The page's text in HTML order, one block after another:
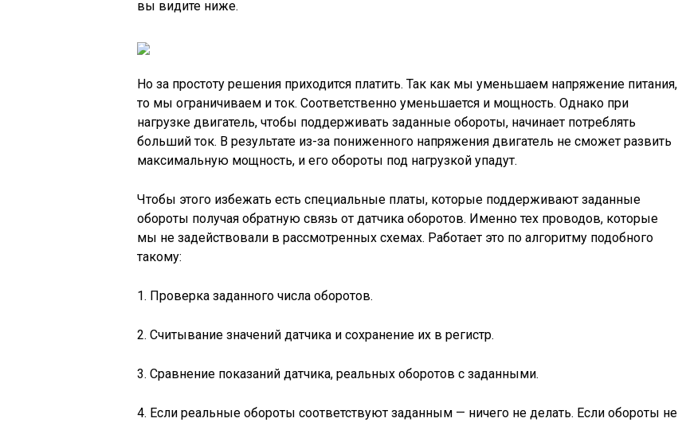
вы видите ниже.
Но за простоту решения приходится платить. Так как мы уменьшаем напряжение питания,
то мы ограничиваем и ток. Соответственно уменьшается и мощность. Однако при
нагрузке двигатель, чтобы поддерживать заданные обороты, начинает потреблять
больший ток. В результате из-за пониженного напряжения двигатель не сможет развить
максимальную мощность, и его обороты под нагрузкой упадут.
Чтобы этого избежать есть специальные платы, которые поддерживают заданные
обороты получая обратную связь от датчика оборотов. Именно тех проводов, которые
мы не задействовали в рассмотренных схемах. Работает это по алгоритму подобного
такому:
1. Проверка заданного числа оборотов.
2. Считывание значений датчика и сохранение их в регистр.
3. Сравнение показаний датчика, реальных оборотов с заданными.
4. Если реальные обороты соответствуют заданным — ничего не делать. Если обороты не